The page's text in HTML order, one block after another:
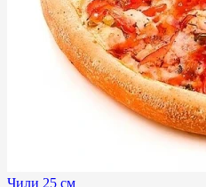
Чили 25 см